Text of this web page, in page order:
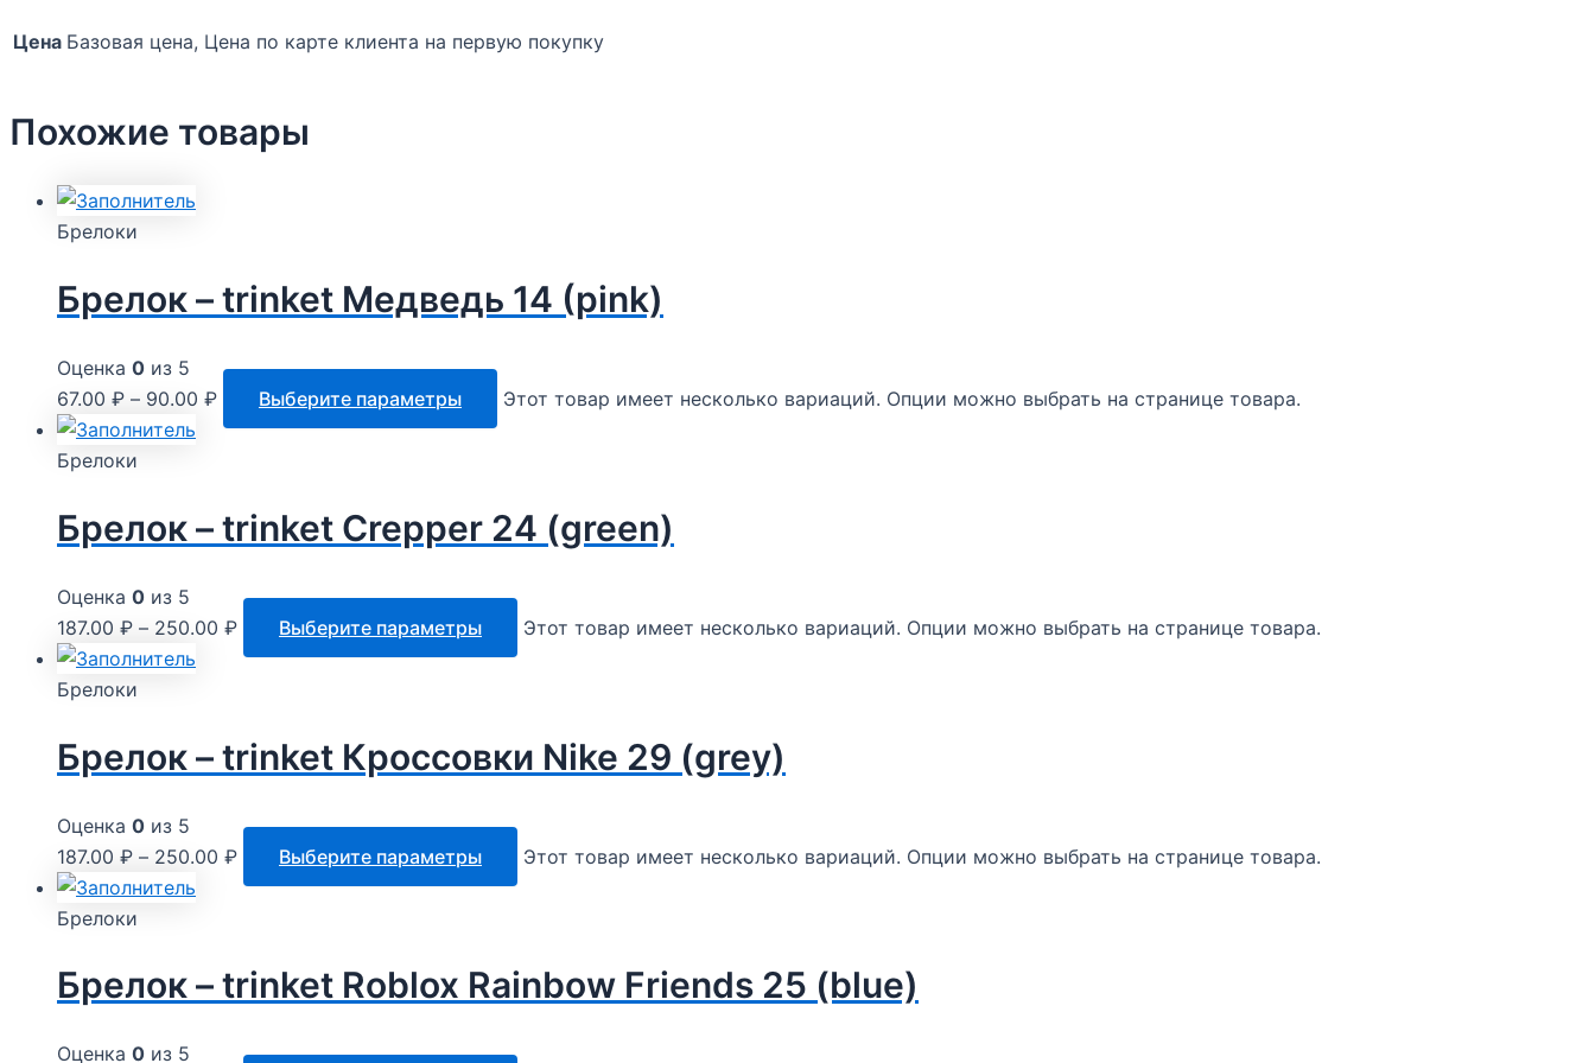
Цена Базовая цена, Цена по карте клиента на первую покупку
Похожие товары
Брелоки
Брелок – trinket Медведь 14 (pink)
Оценка 0 из 5
67.00 ₽ – 90.00 ₽ Выберите параметры Этот товар имеет несколько вариаций. Опции можно выбрать на странице товара.
Брелоки
Брелок – trinket Crepper 24 (green)
Оценка 0 из 5
187.00 ₽ – 250.00 ₽ Выберите параметры Этот товар имеет несколько вариаций. Опции можно выбрать на странице товара.
Брелоки
Брелок – trinket Кроссовки Nike 29 (grey)
Оценка 0 из 5
187.00 ₽ – 250.00 ₽ Выберите параметры Этот товар имеет несколько вариаций. Опции можно выбрать на странице товара.
Брелоки
Брелок – trinket Roblox Rainbow Friends 25 (blue)
Оценка 0 из 5